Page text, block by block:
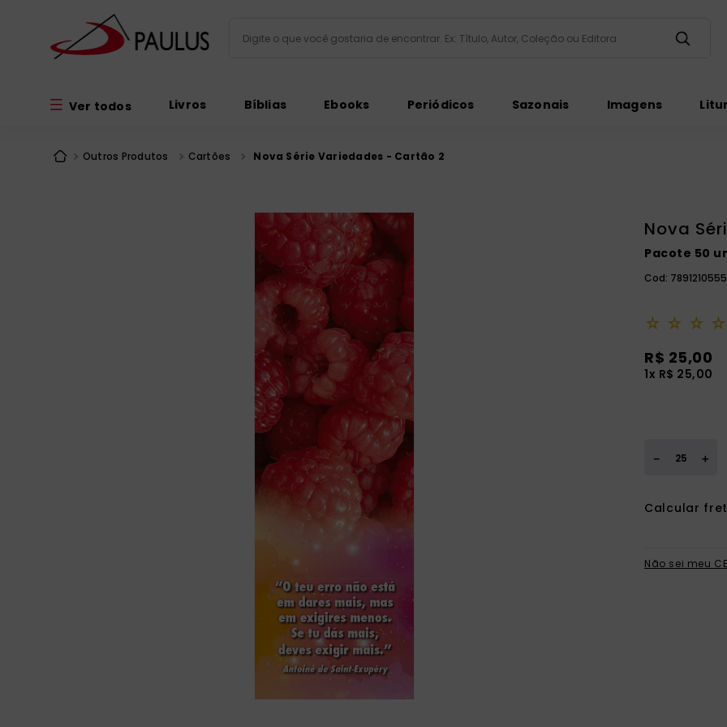
Ver todos Livros Bíblias Ebooks Periódicos Sazonais Imagens
Outros Produtos Cartões Nova Série Variedades - Cartão 2
Nova
Pacote 50
Cod:
☆ ☆ ☆ ☆
R$ 25,00
1x R$ 25,00
＋
－
Não sei meu
bíblia jerusalém
imagens
7º biblia pastoral
patristica
9 catequese
10º bíblia ave maria